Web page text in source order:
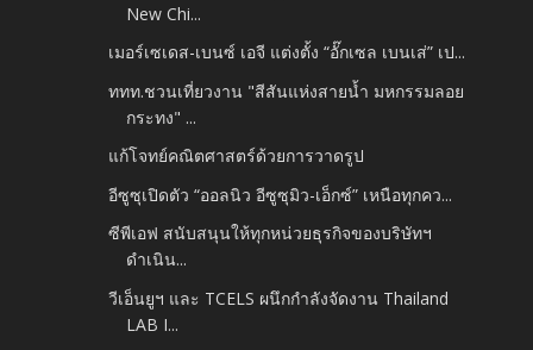
New Chi...
เมอร์เซเดส-เบนซ์ เอจี แต่งตั้ง “อั๊กเซล เบนเส่” เป...
ททท.ชวนเที่ยวงาน "สีสันแห่งสายน้ำ มหกรรมลอย
กระทง" ...
แก้โจทย์คณิตศาสตร์ด้วยการวาดรูป
อีซูซุเปิดตัว “ออลนิว อีซูซุมิว-เอ็กซ์” เหนือทุกคว...
ซีพีเอฟ สนับสนุนให้ทุกหน่วยธุรกิจของบริษัทฯ
ดำเนิน...
วีเอ็นยูฯ และ TCELS ผนึกกำลังจัดงาน Thailand
LAB I...